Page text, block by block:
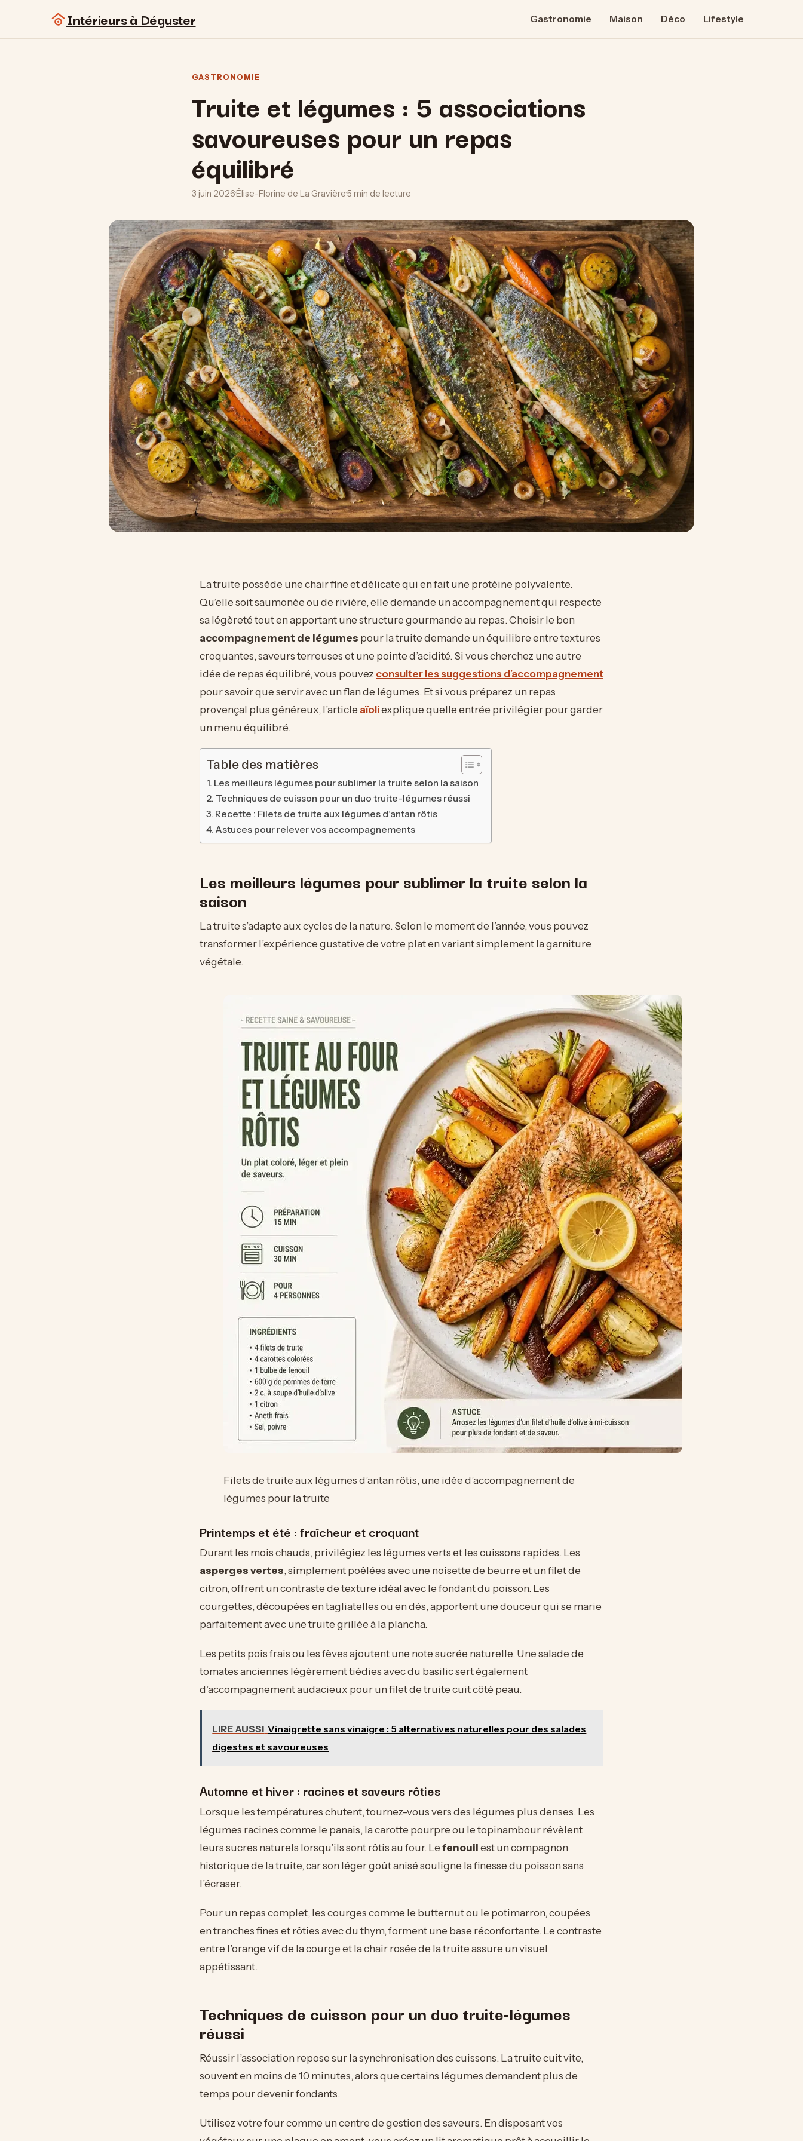
Intérieurs à Déguster Gastronomie Maison Déco Lifestyle
GASTRONOMIE
Truite et légumes : 5 associations
savoureuses pour un repas
équilibré
3 juin 2026·Élise-Florine de La Gravière·5 min de lecture
La truite possède une chair fine et délicate qui en fait une protéine polyvalente.
Qu’elle soit saumonée ou de rivière, elle demande un accompagnement qui respecte
sa légèreté tout en apportant une structure gourmande au repas. Choisir le bon
accompagnement de légumes pour la truite demande un équilibre entre textures
croquantes, saveurs terreuses et une pointe d’acidité. Si vous cherchez une autre
idée de repas équilibré, vous pouvez consulter les suggestions d’accompagnement
pour savoir que servir avec un flan de légumes. Et si vous préparez un repas
provençal plus généreux, l’article aïoliexplique quelle entrée privilégier pour garder
un menu équilibré.
Table des matières
Les meilleurs légumes pour sublimer la truite selon la saison
Techniques de cuisson pour un duo truite-légumes réussi
Recette : Filets de truite aux légumes d’antan rôtis
Astuces pour relever vos accompagnements
Les meilleurs légumes pour sublimer la truite selon la
saison
La truite s’adapte aux cycles de la nature. Selon le moment de l’année, vous pouvez
transformer l’expérience gustative de votre plat en variant simplement la garniture
végétale.
Filets de truite aux légumes d’antan rôtis, une idée d’accompagnement de
légumes pour la truite
Printemps et été : fraîcheur et croquant
Durant les mois chauds, privilégiez les légumes verts et les cuissons rapides. Les
asperges vertes, simplement poêlées avec une noisette de beurre et un filet de
citron, offrent un contraste de texture idéal avec le fondant du poisson. Les
courgettes, découpées en tagliatelles ou en dés, apportent une douceur qui se marie
parfaitement avec une truite grillée à la plancha.
Les petits pois frais ou les fèves ajoutent une note sucrée naturelle. Une salade de
tomates anciennes légèrement tiédies avec du basilic sert également
d’accompagnement audacieux pour un filet de truite cuit côté peau.
LIRE AUSSI Vinaigrette sans vinaigre : 5 alternatives naturelles pour des salades
digestes et savoureuses
Automne et hiver : racines et saveurs rôties
Lorsque les températures chutent, tournez-vous vers des légumes plus denses. Les
légumes racines comme le panais, la carotte pourpre ou le topinambour révèlent
leurs sucres naturels lorsqu’ils sont rôtis au four. Lefenouilest un compagnon
historique de la truite, car son léger goût anisé souligne la finesse du poisson sans
l’écraser.
Pour un repas complet, les courges comme le butternut ou le potimarron, coupées
en tranches fines et rôties avec du thym, forment une base réconfortante. Le contraste
entre l’orange vif de la courge et la chair rosée de la truite assure un visuel
appétissant.
Techniques de cuisson pour un duo truite-légumes
réussi
Réussir l’association repose sur la synchronisation des cuissons. La truite cuit vite,
souvent en moins de 10 minutes, alors que certains légumes demandent plus de
temps pour devenir fondants.
Utilisez votre four comme un centre de gestion des saveurs. En disposant vos